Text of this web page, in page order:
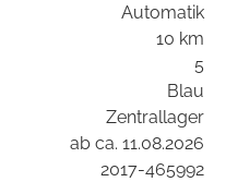
Automatik
10 km
5
Blau
Zentrallager
ab ca. 11.08.2026
2017-465992